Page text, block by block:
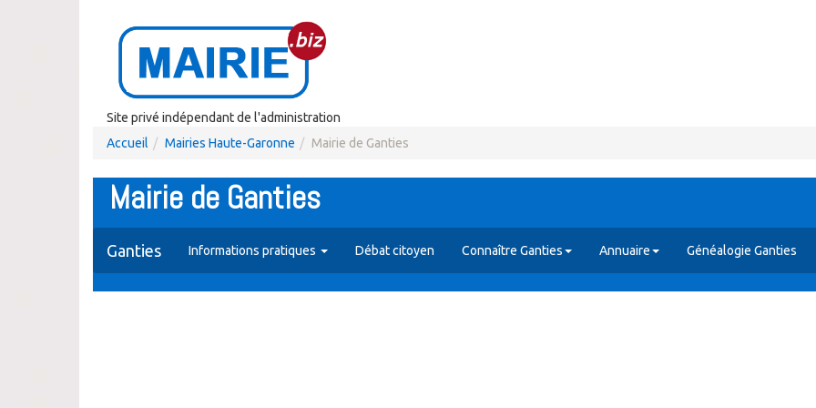
Site privé indépendant de l'administration
Accueil
Mairies Haute-Garonne Mairie de Ganties
Mairie de Ganties
Ganties Informations pratiques Débat citoyen Connaître Ganties Annuaire Généalogie Ganties